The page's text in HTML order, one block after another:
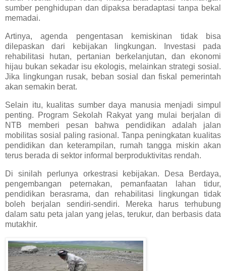
sumber penghidupan dan dipaksa beradaptasi tanpa bekal
memadai.
Artinya, agenda pengentasan kemiskinan tidak bisa
dilepaskan dari kebijakan lingkungan. Investasi pada
rehabilitasi hutan, pertanian berkelanjutan, dan ekonomi
hijau bukan sekadar isu ekologis, melainkan strategi sosial.
Jika lingkungan rusak, beban sosial dan fiskal pemerintah
akan semakin berat.
Selain itu, kualitas sumber daya manusia menjadi simpul
penting. Program Sekolah Rakyat yang mulai berjalan di
NTB memberi pesan bahwa pendidikan adalah jalan
mobilitas sosial paling rasional. Tanpa peningkatan kualitas
pendidikan dan keterampilan, rumah tangga miskin akan
terus berada di sektor informal berproduktivitas rendah.
Di sinilah perlunya orkestrasi kebijakan. Desa Berdaya,
pengembangan peternakan, pemanfaatan lahan tidur,
pendidikan berasrama, dan rehabilitasi lingkungan tidak
boleh berjalan sendiri-sendiri. Mereka harus terhubung
dalam satu peta jalan yang jelas, terukur, dan berbasis data
mutakhir.